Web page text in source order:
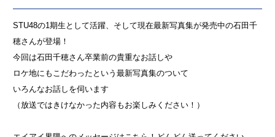
STU48の1期生として活躍、そして現在最新写真集が発売中の石田千
穂さんが登場！
今回は石田千穂さん卒業前の貴重なお話しや
ロケ地にもこだわったという最新写真集のついて
いろんなお話しを伺います
（放送ではきけなかった内容もお楽しみください！）